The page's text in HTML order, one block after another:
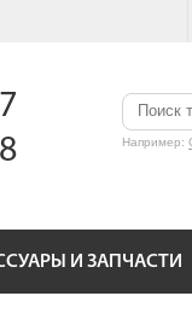
Например:
И ЗАПЧАСТИ